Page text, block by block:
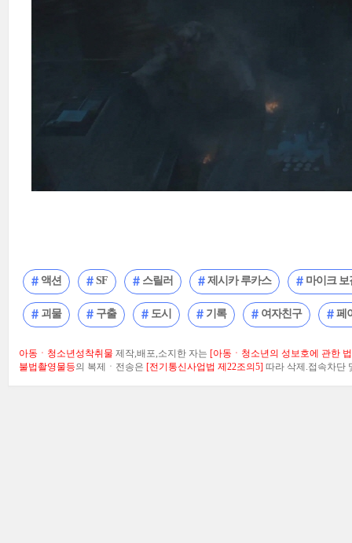
액션 SF 스릴러 제시카 루카스 마이크 보
괴물 구출 도시 기록 여자친구 페
아동ㆍ청소년성착취물 제작,배포,소지한 자는 [아동ㆍ청소년의 성보호에 관한
불법촬영물등의 복제ㆍ전송은 [전기통신사업법 제22조의5] 따라 삭제.접속차단